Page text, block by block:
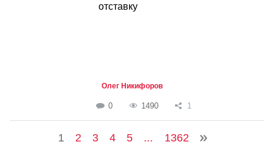
отставку
Олег Никифоров
0 1490 1
1 2 3 4 5 ... 1362